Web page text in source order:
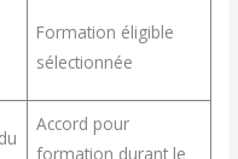
Formation éligible
sélectionnée
Accord pour
formation durant le